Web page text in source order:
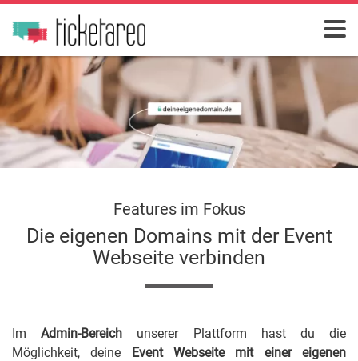
Features im Fokus
Die eigenen Domains mit der Event
Webseite verbinden
ImAdmin-Bereich unserer Plattform hast du die
Möglichkeit, deine Event Webseite mit einer eigenen